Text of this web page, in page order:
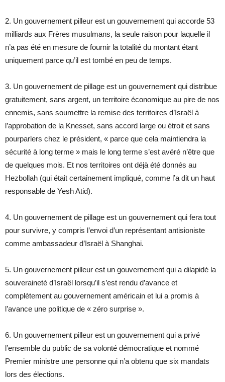
2. Un gouvernement pilleur est un gouvernement qui accorde 53
milliards aux Frères musulmans, la seule raison pour laquelle il
n’a pas été en mesure de fournir la totalité du montant étant
uniquement parce qu’il est tombé en peu de temps.
3. Un gouvernement de pillage est un gouvernement qui distribue
gratuitement, sans argent, un territoire économique au pire de nos
ennemis, sans soumettre la remise des territoires d’Israël à
l’approbation de la Knesset, sans accord large ou étroit et sans
pourparlers chez le président, « parce que cela maintiendra la
sécurité à long terme » mais le long terme s’est avéré n’être que
de quelques mois. Et nos territoires ont déjà été donnés au
Hezbollah (qui était certainement impliqué, comme l’a dit un haut
responsable de Yesh Atid).
4. Un gouvernement de pillage est un gouvernement qui fera tout
pour survivre, y compris l’envoi d’un représentant antisioniste
comme ambassadeur d’Israël à Shanghai.
5. Un gouvernement pilleur est un gouvernement qui a dilapidé la
souveraineté d’Israël lorsqu’il s’est rendu d’avance et
complètement au gouvernement américain et lui a promis à
l’avance une politique de « zéro surprise ».
6. Un gouvernement pilleur est un gouvernement qui a privé
l’ensemble du public de sa volonté démocratique et nommé
Premier ministre une personne qui n’a obtenu que six mandats
lors des élections.